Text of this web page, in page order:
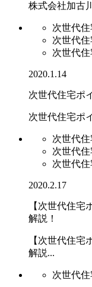
株式会社加古
次世代
次世代
次世代住
2020.1.14
次世代住宅ポ
次世代住宅ポ
次世代
次世代
次世代
2020.2.17
【次世代住宅
解説！
【次世代住宅
解説...
次世代